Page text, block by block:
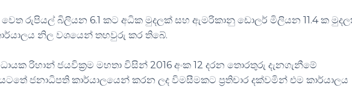
වෙත රුපියල් බිලියන 6.1 කට අධික මුදලක් සහ ඇමරිකානු ඩොලර් මිලියන 11.4 ක
නිල වශයෙන් තහවුරු කර තිබේ.
රිහාන් ජයවික්‍රම මහතා විසින් 2016 අංක 12 දරන තොරතුරු දැනගැනීමේ
ජනාධිපති කාර්යාලයෙන් කරන ලද විමසීමකට ප්‍රතිචාර දක්වමින් එම කාර්යාලය